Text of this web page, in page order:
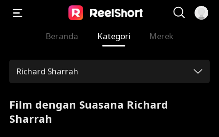
Beranda Kategori Merek
Richard Sharrah
Film dengan Suasana Richard
Sharrah